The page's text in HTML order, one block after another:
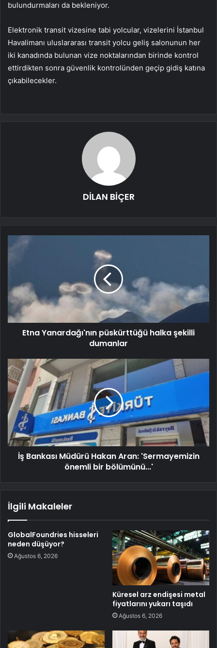
bulundurmaları da bekleniyor.
Elektronik transit vizesine tabi yolcular, vizelerini İstanbul
Havalimanı uluslararası transit yolcu geliş salonunun her
iki kanadında bulunan vize noktalarından birinde kontrol
ettirdikten sonra güvenlik kontrolünden geçip gidiş katına
çıkabilecekler.
DİLAN BİÇER
Etna Yanardağı'nın püskürttüğü halka şekilli
dumanlar
İş Bankası Müdürü Hakan Aran: 'Sermayemizin
önemli bir bölümünü...'
İlgili Makaleler
GlobalFoundries hisseleri
neden düşüyor?
Ağustos 6, 2026
Küresel arz endişesi metal
fiyatlarını yukarı taşıdı
Ağustos 6, 2026